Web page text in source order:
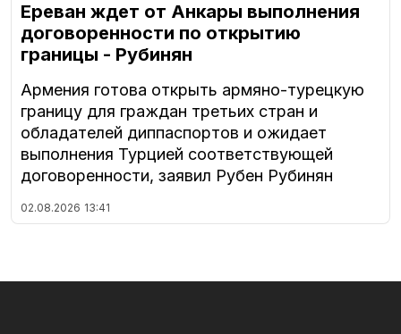
Ереван ждет от Анкары выполнения
договоренности по открытию
границы - Рубинян
Армения готова открыть армяно-турецкую
границу для граждан третьих стран и
обладателей диппаспортов и ожидает
выполнения Турцией соответствующей
договоренности, заявил Рубен Рубинян
02.08.2026 13:41